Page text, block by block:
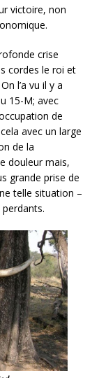
victoire, non
crise
cordes le roi et
l’a vu il y a
15-M; avec
de
avec un large
de la
douleur mais,
grande prise de
telle situation –